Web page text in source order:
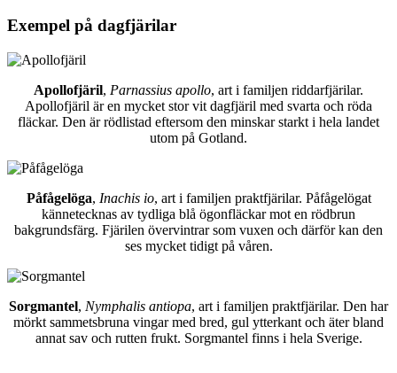
Exempel på dagfjärilar
Apollofjäril, Parnassius apollo, art i familjen riddarfjärilar.
Apollofjäril är en mycket stor vit dagfjäril med svarta och röda
fläckar. Den är rödlistad eftersom den minskar starkt i hela landet
utom på Gotland.
Påfågelöga, Inachis io, art i familjen praktfjärilar. Påfågelögat
kännetecknas av tydliga blå ögonfläckar mot en rödbrun
bakgrundsfärg. Fjärilen övervintrar som vuxen och därför kan den
ses mycket tidigt på våren.
Sorgmantel, Nymphalis antiopa, art i familjen praktfjärilar. Den har
mörkt sammetsbruna vingar med bred, gul ytterkant och äter bland
annat sav och rutten frukt. Sorgmantel finns i hela Sverige.